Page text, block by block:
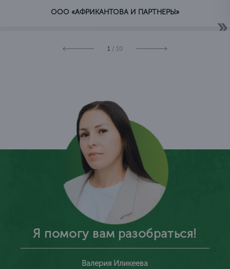
ООО «АФРИКАНТОВА И ПАРТНЕРЫ»
1 / 10
Я помогу вам разобраться!
Валерия Иликеева